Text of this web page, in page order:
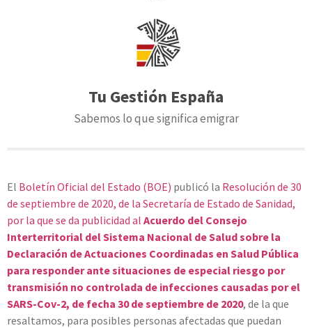
Tu Gestión España
Sabemos lo que significa emigrar
El Boletín Oficial del Estado (BOE) publicó la Resolución de 30
de septiembre de 2020, de la Secretaría de Estado de Sanidad,
por la que se da publicidad al Acuerdo del Consejo
Interterritorial del Sistema Nacional de Salud sobre la
Declaración de Actuaciones Coordinadas en Salud Pública
para responder ante situaciones de especial riesgo por
transmisión no controlada de infecciones causadas por el
SARS-Cov-2, de fecha 30 de septiembre de 2020, de la que
resaltamos, para posibles personas afectadas que puedan